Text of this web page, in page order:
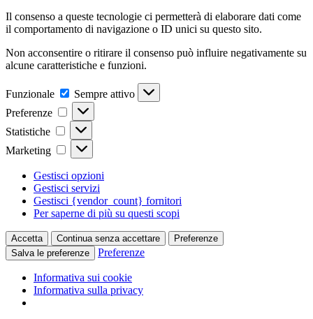
Il consenso a queste tecnologie ci permetterà di elaborare dati come
il comportamento di navigazione o ID unici su questo sito.
Non acconsentire o ritirare il consenso può influire negativamente su
alcune caratteristiche e funzioni.
Funzionale Funzionale
Sempre attivo
Preferenze
Preferenze
Statistiche Statistiche
Marketing Marketing
Gestisci opzioni
Gestisci servizi
Gestisci {vendor_count} fornitori
Per saperne di più su questi scopi
Accetta Continua senza accettare
Preferenze
Salva le preferenze
Preferenze
Informativa sui cookie
Informativa sulla privacy